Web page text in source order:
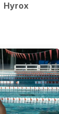
Hyrox